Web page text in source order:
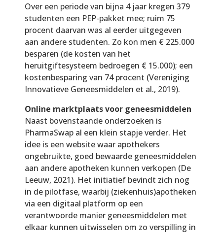
Over een periode van bijna 4 jaar kregen 379
studenten een PEP-pakket mee; ruim 75
procent daarvan was al eerder uitgegeven
aan andere studenten. Zo kon men € 225.000
besparen (de kosten van het
heruitgiftesysteem bedroegen € 15.000); een
kostenbesparing van 74 procent (Vereniging
Innovatieve Geneesmiddelen et al., 2019).
Online marktplaats voor geneesmiddelen
Naast bovenstaande onderzoeken is
PharmaSwap al een klein stapje verder. Het
idee is een website waar apothekers
ongebruikte, goed bewaarde geneesmiddelen
aan andere apotheken kunnen verkopen (De
Leeuw, 2021). Het initiatief bevindt zich nog
in de pilotfase, waarbij (ziekenhuis)apotheken
via een digitaal platform op een
verantwoorde manier geneesmiddelen met
elkaar kunnen uitwisselen om zo verspilling in